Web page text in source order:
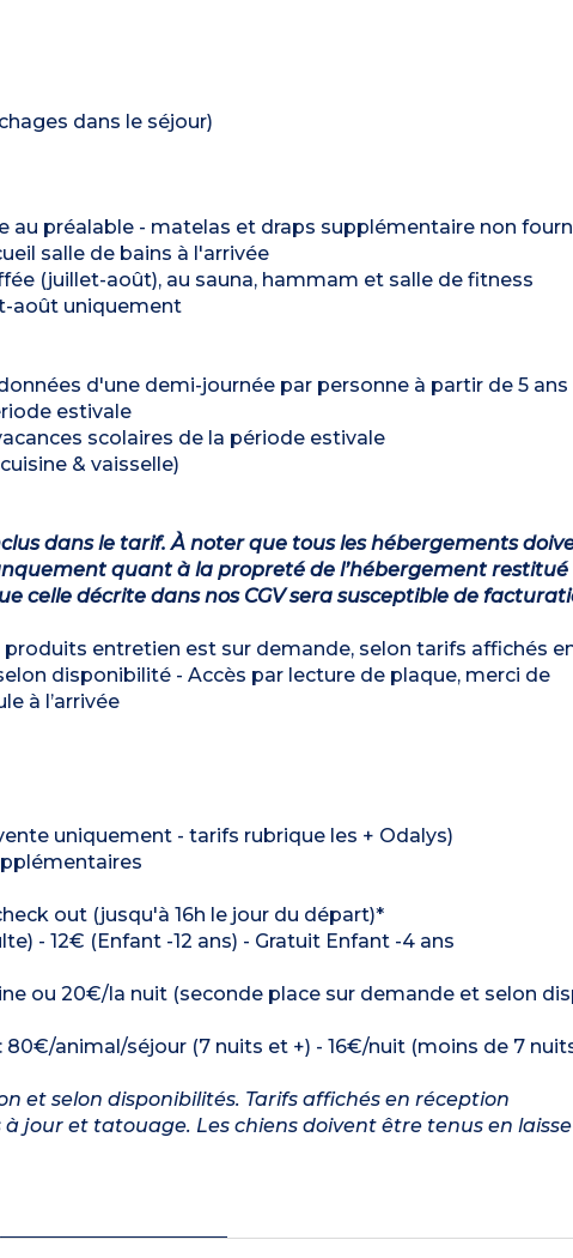
dans le séjour)
au préalable - matelas et draps supplémentaire non
salle de bains à l'arrivée
(juillet-août), au sauna, hammam et salle de fitness
août uniquement
d'une demi-journée par personne à partir de 5
estivale
scolaires de la période estivale
& vaisselle)
dans le tarif. À noter que tous les hébergements
quant à la propreté de l’hébergement restitué
celle décrite dans nos CGV sera susceptible de
entretien est sur demande, selon tarifs affichés
disponibilité - Accès par lecture de plaque, merci de
à l’arrivée
uniquement - tarifs rubrique les + Odalys)
out (jusqu'à 16h le jour du départ)*
- 12€ (Enfant -12 ans) - Gratuit Enfant -4 ans
ou 20€/la nuit (seconde place sur demande et selon
animal/séjour (7 nuits et +) - 16€/nuit (moins de 7
et selon disponibilités. Tarifs affichés en réception
jour et tatouage. Les chiens doivent être tenus en